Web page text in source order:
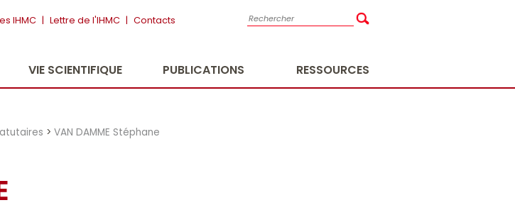
IHMC | Lettre de l'IHMC | Contacts
VIE SCIENTIFIQUE PUBLICATIONS RESSOURCES
>VAN DAMME Stéphane